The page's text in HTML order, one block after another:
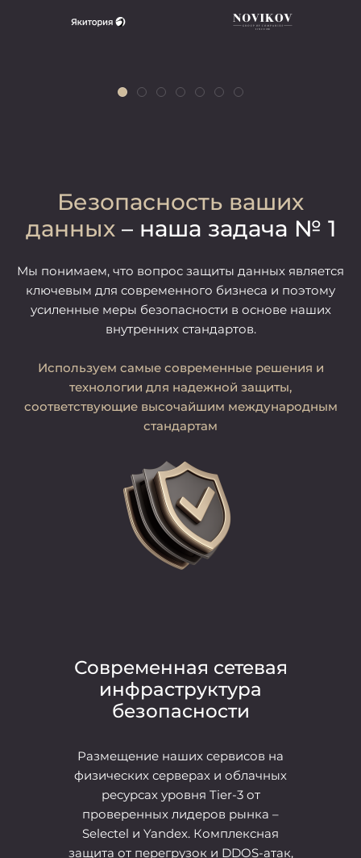
Безопасность ваших
данных– наша задача № 1
Мы понимаем, что вопрос защиты данных является
ключевым для современного бизнеса и поэтому
усиленные меры безопасности в основе наших
внутренних стандартов.
Используем самые современные решения и
технологии для надежной защиты,
соответствующие высочайшим международным
стандартам
Современная сетевая
инфраструктура
безопасности
Размещение наших сервисов на
физических серверах и облачных
ресурсах уровня Tier-3 от
проверенных лидеров рынка –
Selectel и Yandex. Комплексная
защита от перегрузок и DDOS-атак,